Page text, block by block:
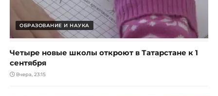
ОБРАЗОВАНИЕ И НАУКА
Четыре новые школы откроют в Татарстане к 1
сентября
Вчера, 23:15